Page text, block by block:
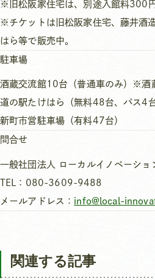
※旧松阪家住宅は、別途入館料300円
※チケットは旧松阪家住宅、藤井酒
はら等で販売中。
駐車場
酒蔵交流館10台（普通車のみ）※酒
道の駅たけはら（無料48台、バス4台
新町市営駐車場（有料47台）
問合せ
一般社団法人 ローカルイノベーショ
TEL：080-3609-9488
メールアドレス： info@local-
関連する記事